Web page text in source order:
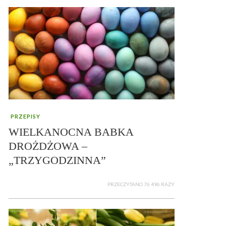
PRZEPISY
WIELKANOCNA BABKA
DROŻDŻOWA –
„TRZYGODZINNA”
PRZECZYTANO 76 496 RAZY